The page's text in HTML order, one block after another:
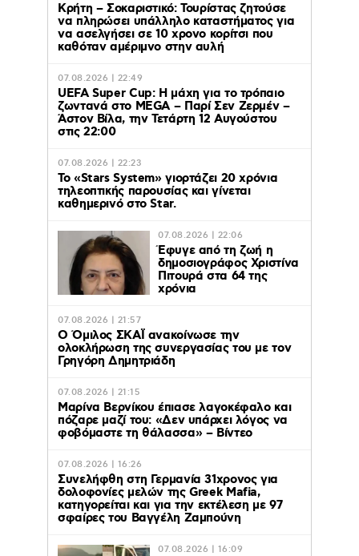
Κρήτη – Σοκαριστικό: Τουρίστας ζητούσε
να πληρώσει υπάλληλο καταστήματος για
να ασελγήσει σε 10 χρονο κορίτσι που
καθόταν αμέριμνο στην αυλή
07.08.2026 | 22:49
UEFA Super Cup: Η μάχη για το τρόπαιο
ζωντανά στο MEGA – Παρί Σεν Ζερμέν –
Άστον Βίλα, την Τετάρτη 12 Αυγούστου
στις 22:00
07.08.2026 | 22:23
Το «Stars System» γιορτάζει 20 χρόνια
τηλεοπτικής παρουσίας και γίνεται
καθημερινό στο Star.
07.08.2026 | 22:06
Έφυγε από τη ζωή η
δημοσιογράφος Χριστίνα
Πιτουρά στα 64 της
χρόνια
07.08.2026 | 21:57
Ο Όμιλος ΣΚΑΪ ανακοίνωσε την
ολοκλήρωση της συνεργασίας του με τον
Γρηγόρη Δημητριάδη
07.08.2026 | 21:15
Μαρίνα Βερνίκου έπιασε λαγοκέφαλο και
πόζαρε μαζί του: «Δεν υπάρχει λόγος να
φοβόμαστε τη θάλασσα» – Βίντεο
07.08.2026 | 16:26
Συνελήφθη στη Γερμανία 31χρονος για
δολοφονίες μελών της Greek Mafia,
κατηγορείται και για την εκτέλεση με 97
σφαίρες του Βαγγέλη Ζαμπούνη
07.08.2026 | 16:09